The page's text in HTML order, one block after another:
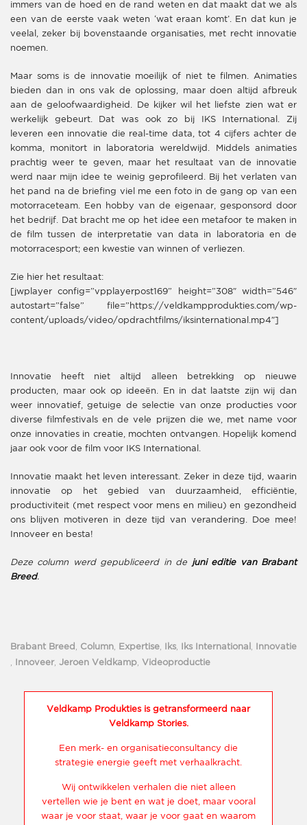
immers van de hoed en de rand weten en dat maakt dat we als
een van de eerste vaak weten ‘wat eraan komt’. En dat kun je
veelal, zeker bij bovenstaande organisaties, met recht innovatie
noemen.
Maar soms is de innovatie moeilijk of niet te filmen. Animaties
bieden dan in ons vak de oplossing, maar doen altijd afbreuk
aan de geloofwaardigheid. De kijker wil het liefste zien wat er
werkelijk gebeurt. Dat was ook zo bij IKS International. Zij
leveren een innovatie die real-time data, tot 4 cijfers achter de
komma, monitort in laboratoria wereldwijd. Middels animaties
prachtig weer te geven, maar het resultaat van de innovatie
werd naar mijn idee te weinig geprofileerd. Bij het verlaten van
het pand na de briefing viel me een foto in de gang op van een
motorraceteam. Een hobby van de eigenaar, gesponsord door
het bedrijf. Dat bracht me op het idee een metafoor te maken in
de film tussen de interpretatie van data in laboratoria en de
motorracesport; een kwestie van winnen of verliezen.
Zie hier het resultaat:
[jwplayer config=”vpplayerpost169” height=”308″ width=”546″
autostart=”false” file=”https://veldkampprodukties.com/wp-
content/uploads/video/opdrachtfilms/iksinternational.mp4″]
Innovatie heeft niet altijd alleen betrekking op nieuwe
producten, maar ook op ideeën. En in dat laatste zijn wij dan
weer innovatief, getuige de selectie van onze producties voor
diverse filmfestivals en de vele prijzen die we, met name voor
onze innovaties in creatie, mochten ontvangen. Hopelijk komend
jaar ook voor de film voor IKS International.
Innovatie maakt het leven interessant. Zeker in deze tijd, waarin
innovatie op het gebied van duurzaamheid, efficiëntie,
productiviteit (met respect voor mens en milieu) en gezondheid
ons blijven motiveren in deze tijd van verandering. Doe mee!
Innoveer en besta!
Deze column werd gepubliceerd in de
juni editie van Brabant
Breed.
Brabant Breed Column Expertise Iks Iks International Innovatie
Innoveer, Jeroen Veldkamp Videoproductie
Veldkamp Produkties is getransformeerd naar
Veldkamp Stories.
Een merk- en organisatieconsultancy die
strategie energie geeft met verhaalkracht.
Wij ontwikkelen verhalen die niet alleen
vertellen wie je bent en wat je doet, maar vooral
waar je voor staat, waar je voor gaat en waarom